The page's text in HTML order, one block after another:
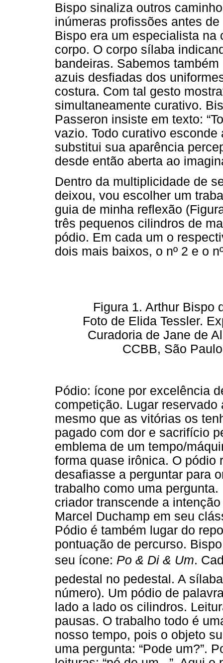
Bispo sinaliza outros
inúmeras profissões antes
Bispo era um especialista na
corpo. O corpo sílaba
bandeiras. Sabemos
azuis desfiadas dos
costura. Com tal gesto
simultaneamente curativo.
Passeron insiste em texto:
vazio. Todo curativo
substitui sua aparência
desde então aberta ao
Dentro da multiplicidade de
deixou, vou escolher um
guia de minha reflexão
três pequenos cilindros de
pódio. Em cada um o
dois mais baixos, o nº 2 e o
Figura 1. Arthur Bispo
Foto de Elida Tessler.
Curadoria de Jane de
CCBB, São
Pódio: ícone por excelência
competição. Lugar
mesmo que as vitórias os
pagado com dor e sacrifício
emblema de um tempo/
forma quase irônica. O pódio
desafiasse a perguntar para
trabalho como uma
criador transcende a
Marcel Duchamp em seu
Pódio é também lugar do
pontuação de percurso.
seu ícone: Po & Di & Um.
pedestal no pedestal. A
número). Um pódio de
lado a lado os cilindros.
pausas. O trabalho todo é
nosso tempo, pois o objeto
uma pergunta: “Pode um?”.